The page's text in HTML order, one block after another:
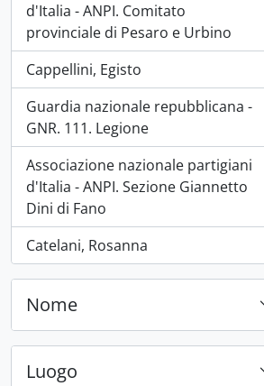
d'Italia - ANPI. Comitato
provinciale di Pesaro e Urbino
, 1 risultati
Cappellini, Egisto
, 1 risultati
Guardia nazionale repubblicana -
GNR. 111. Legione
, 1 risultati
Associazione nazionale partigiani
d'Italia - ANPI. Sezione Giannetto
Dini di Fano
, 1 risultati
Catelani, Rosanna
, 1 risultati
Nome
Luogo